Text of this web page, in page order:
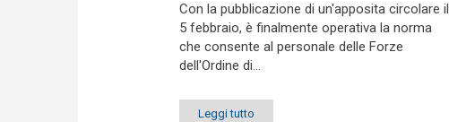
Con la pubblicazione di un'apposita circolare il
5 febbraio, è finalmente operativa la norma
che consente al personale delle Forze
dell'Ordine di...
Leggi tutto